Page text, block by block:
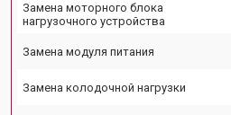
Замена моторного блока
нагрузочного устройства
Замена модуля питания
Замена колодочной нагрузки